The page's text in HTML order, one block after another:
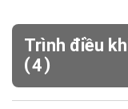
Trình điều
(4)